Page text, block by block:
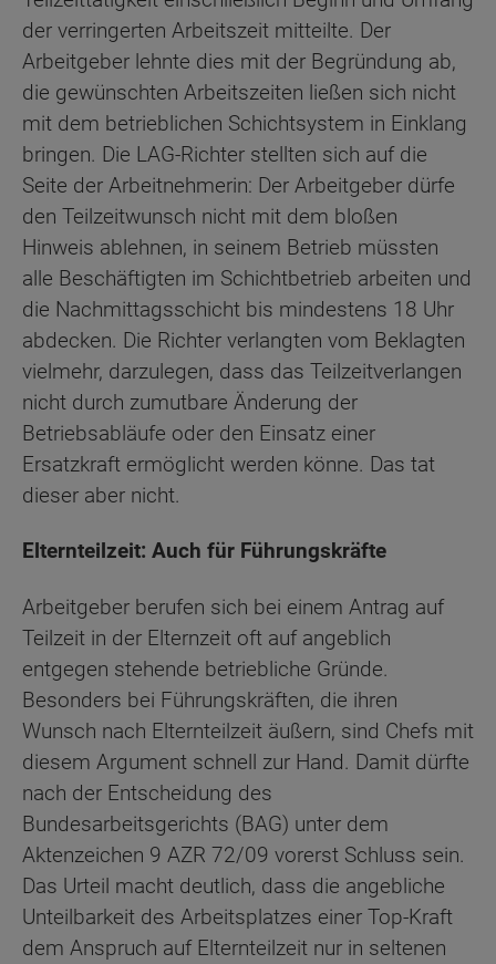
der verringerten Arbeitszeit mitteilte. Der
Arbeitgeber lehnte dies mit der Begründung ab,
die gewünschten Arbeitszeiten ließen sich nicht
mit dem betrieblichen Schichtsystem in Einklang
bringen. Die LAG-Richter stellten sich auf die
Seite der Arbeitnehmerin: Der Arbeitgeber dürfe
den Teilzeitwunsch nicht mit dem bloßen
Hinweis ablehnen, in seinem Betrieb müssten
alle Beschäftigten im Schichtbetrieb arbeiten und
die Nachmittagsschicht bis mindestens 18 Uhr
abdecken. Die Richter verlangten vom Beklagten
vielmehr, darzulegen, dass das Teilzeitverlangen
nicht durch zumutbare Änderung der
Betriebsabläufe oder den Einsatz einer
Ersatzkraft ermöglicht werden könne. Das tat
dieser aber nicht.
Elternteilzeit: Auch für Führungskräfte
Arbeitgeber berufen sich bei einem Antrag auf
Teilzeit in der Elternzeit oft auf angeblich
entgegen stehende betriebliche Gründe.
Besonders bei Führungskräften, die ihren
Wunsch nach Elternteilzeit äußern, sind Chefs mit
diesem Argument schnell zur Hand. Damit dürfte
nach der Entscheidung des
Bundesarbeitsgerichts (BAG) unter dem
Aktenzeichen 9 AZR 72/09 vorerst Schluss sein.
Das Urteil macht deutlich, dass die angebliche
Unteilbarkeit des Arbeitsplatzes einer Top-Kraft
dem Anspruch auf Elternteilzeit nur in seltenen